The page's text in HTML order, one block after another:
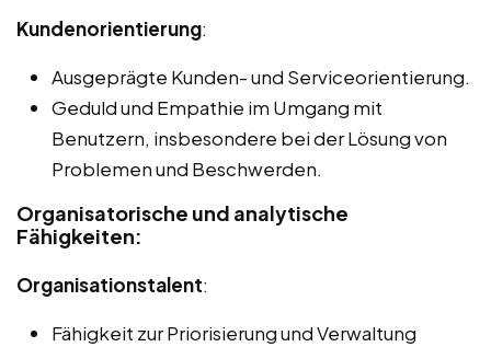
Kundenorientierung:
Ausgeprägte Kunden- und Serviceorientierung.
Geduld und Empathie im Umgang mit
Benutzern, insbesondere bei der Lösung von
Problemen und Beschwerden.
Organisatorische und analytische
Fähigkeiten:
Organisationstalent:
Fähigkeit zur Priorisierung und Verwaltung